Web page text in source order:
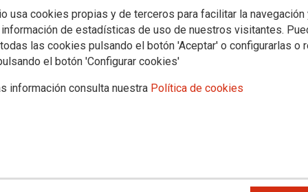
usa cookies propias y de terceros para facilitar la navegación
de estadísticas de uso de nuestros visitantes.
las cookies pulsando el botón 'Aceptar' o configurarlas o
el botón 'Configurar cookies'
información consulta nuestra Política de cookies
viaja en tren
17 de diciembre de 2026
Herrera 14, Madrid)